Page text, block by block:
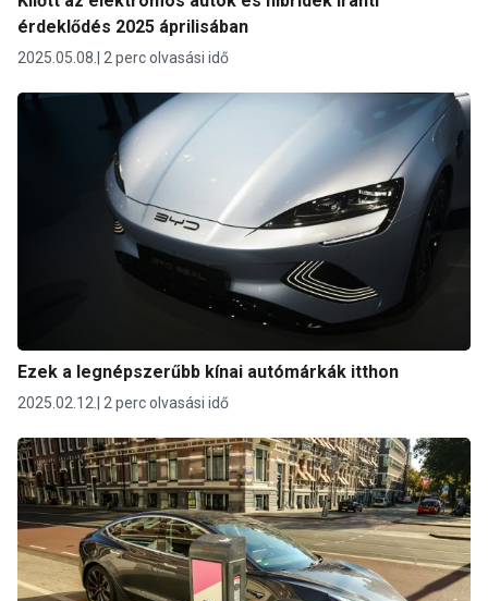
érdeklődés 2025 áprilisában
2025.05.08. 2 perc olvasási idő
Ezek a legnépszerűbb kínai autómárkák itthon
2025.02.12. 2 perc olvasási idő